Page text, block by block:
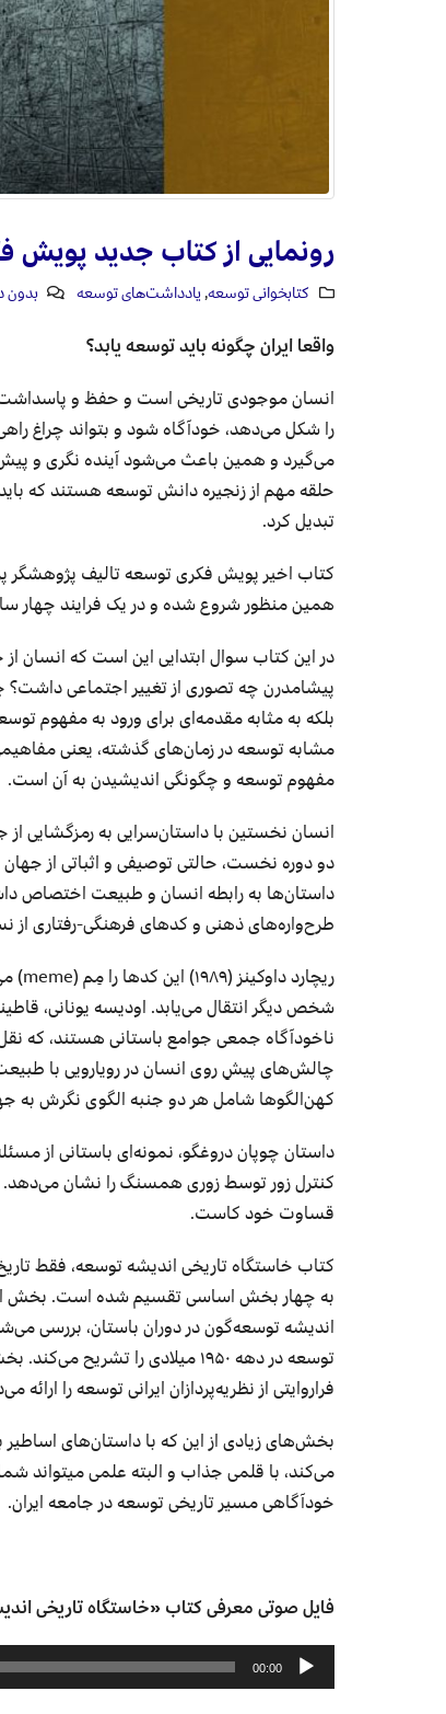
رونمایی از کتاب جدید
کتابخوانی توسعه, یادداشت‌های توسعه بدون
واقعا ایران چگونه باید توسعه یابد؟
انسان موجودی تاریخی است و حفظ و پاسداشت
را شکل می‌دهد، خودآگاه شود و بتواند چراغ
می‌گیرد و همین باعث می‌شود آینده نگری و
حلقه مهم از زنجیره دانش توسعه هستند که
تبدیل کرد.
کتاب اخیر پویش فکری توسعه تالیف پژوهشگر
همین منظور شروع شده و در یک فرایند چهار
در این کتاب سوال ابتدایی این است که
پیشامدرن چه تصوری از تغییر اجتماعی
بلکه به مثابه مقدمه‌ای برای ورود به مفهوم
مشابه توسعه در زمان‌های گذشته، یعنی
مفهوم توسعه و چگونگی اندیشیدن به آن است.
انسان نخستین با داستان‌سرایی به رمزگشایی
دو دوره نخست، حالتی توصیفی و اثباتی از
داستان‌ها به رابطه انسان و طبیعت اختصاص
طرح‌واره‌های ذهنی و کدهای فرهنگی-‌رفتاری از
ریچارد داوکینز(۱۹۸۹) ا ین کدها را مِم(meme)
شخص دیگر انتقال می‌یابد. اودیسهیونانی،
ناخودآگاه جمعی جوامع باستانی هستند، که
چالش‌های پیشِ روی انسان در رویارویی با
کهن‌الگوها شامل هر دو جنبه الگوی نگرش
داستان چوپان دروغگو، نمونه‌ای باستانی از
کنترل زور توسط زوری همسنگ را نشان
قساوت خود کاست.
کتاب خاستگاه تاریخی اندیشه توسعه، فقط
به چهار بخش اساسی تقسیم شده است. بخش
اندیشه توسعه‌گون در دوران باستان، بررسی
توسعه در دهه ۱۹۵۰ میلادی را
فراروایتی از نظریه‌پردازان ایرانی توسعه را ارائه
بخش‌های زیادی از این که با داستان‌های
می‌کند، با قلمی جذاب و البته علمی میتواند
خودآگاهی مسیر تاریخی توسعه در جامعه ایران.
فایل صوتی معرفی کتاب «خاستگاه تاریخی
پخش‌کننده
صوت
00:00